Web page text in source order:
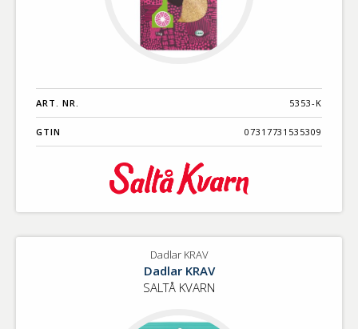
ART. NR. 5353-K
GTIN 07317731535309
Dadlar KRAV
Dadlar KRAV
SALTÅ KVARN